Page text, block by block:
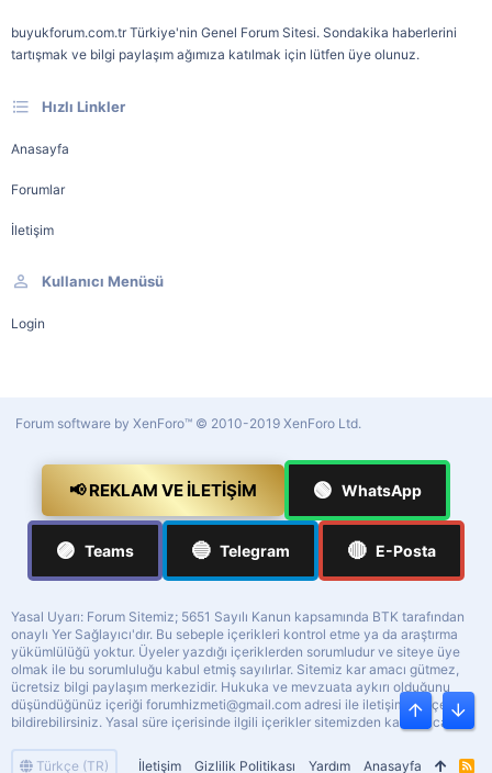
buyukforum.com.tr Türkiye'nin Genel Forum Sitesi. Sondakika haberlerini
tartışmak ve bilgi paylaşım ağımıza katılmak için lütfen üye olunuz.
Hızlı Linkler
Anasayfa
Forumlar
İletişim
Kullanıcı Menüsü
Login
Türkçe (TR) İletişim Gizlilik Politikası Yardım Anasayfa R
Forum software by XenForo™ © 2010-2019 XenForo Ltd.
📢 REKLAM VE İLETIŞIM 🟢 WhatsApp
🟣 Teams 🔵 Telegram 🔴 E-Posta
Yasal Uyarı: Forum Sitemiz; 5651 Sayılı Kanun kapsamında BTK tarafından
onaylı Yer Sağlayıcı'dır. Bu sebeple içerikleri kontrol etme ya da araştırma
yükümlülüğü yoktur. Üyeler yazdığı içeriklerden sorumludur ve siteye üye
olmak ile bu sorumluluğu kabul etmiş sayılırlar. Sitemiz kar amacı gütmez,
ücretsiz bilgi paylaşım merkezidir. Hukuka ve mevzuata aykırı olduğunu
düşündüğünüz içeriği forumhizmeti@gmail.com adresi ile iletişime geçerek
bildirebilirsiniz. Yasal süre içerisinde ilgili içerikler sitemizden kaldırılacaktır.
Üst Alt